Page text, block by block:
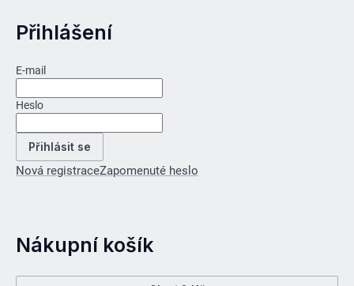
Přihlášení
E-mail
Heslo
Přihlásit se
Nová registraceZapomenuté heslo
Nákupní košík